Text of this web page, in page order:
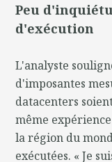
Peu
d'exécution
L'analyste
d'imposantes
datacenters
même
la région du
exécutées. « Je